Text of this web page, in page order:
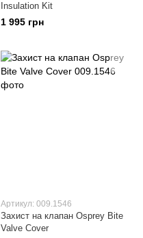
Insulation Kit
1 995 грн
Артикул: 009.1546
Захист на клапан Osprey Bite
Valve Cover